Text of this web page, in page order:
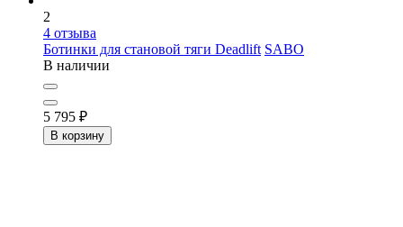
2
4 отзыва
Ботинки для становой тяги Deadlift SABO
В наличии
5 795 ₽
В корзину